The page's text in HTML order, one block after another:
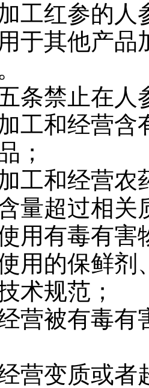
红参的人
其他产品
禁止在人
和经营含
；
和经营农
量超过相关
有毒有害
的保鲜剂
术规范；
被有毒有
变质或者